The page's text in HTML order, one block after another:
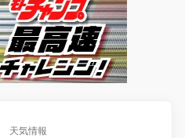
天気情報